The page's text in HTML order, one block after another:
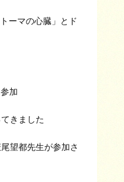
ーマの心臓」とド
加
きました
望都先生が参加さ